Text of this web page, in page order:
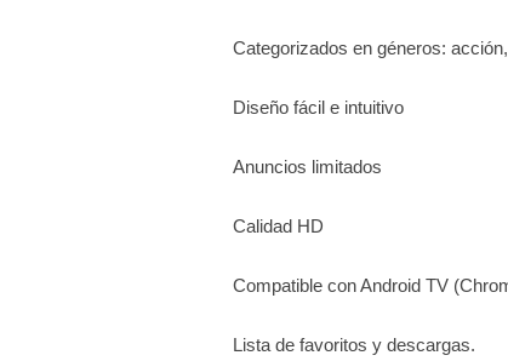
Categorizados en géneros:
Diseño fácil e intuitivo
Anuncios limitados
Calidad HD
Compatible con Android TV
Lista de favoritos y descargas.